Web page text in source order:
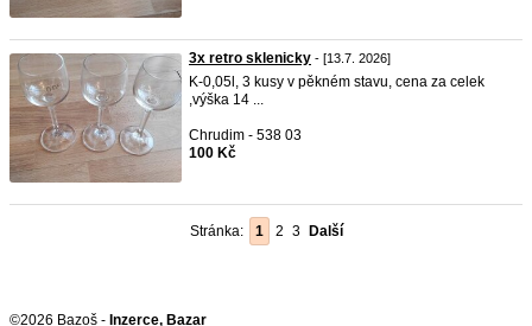
3x retro sklenicky - [13.7. 2026]
K-0,05l, 3 kusy v pěkném stavu, cena za celek
,výška 14 ...
Chrudim - 538 03
100 Kč
Stránka: 1 2 3 Další
©2026 Bazoš - Inzerce, Bazar